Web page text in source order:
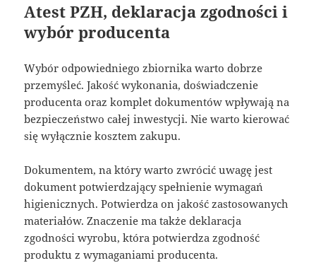
Atest PZH, deklaracja zgodności i
wybór producenta
Wybór odpowiedniego zbiornika warto dobrze
przemyśleć. Jakość wykonania, doświadczenie
producenta oraz komplet dokumentów wpływają na
bezpieczeństwo całej inwestycji. Nie warto kierować
się wyłącznie kosztem zakupu.
Dokumentem, na który warto zwrócić uwagę jest
dokument potwierdzający spełnienie wymagań
higienicznych. Potwierdza on jakość zastosowanych
materiałów. Znaczenie ma także deklaracja
zgodności wyrobu, która potwierdza zgodność
produktu z wymaganiami producenta.